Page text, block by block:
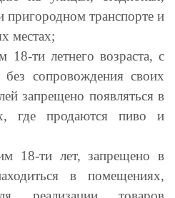
пригородном транспорте и
местах;
ти летнего возраста, с
сопровождения своих
запрещено появляться в
где продаются пиво и
18-ти лет, запрещено в
в помещениях,